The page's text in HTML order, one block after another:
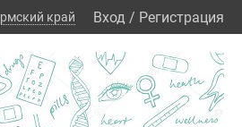
край Вход / Регистрация